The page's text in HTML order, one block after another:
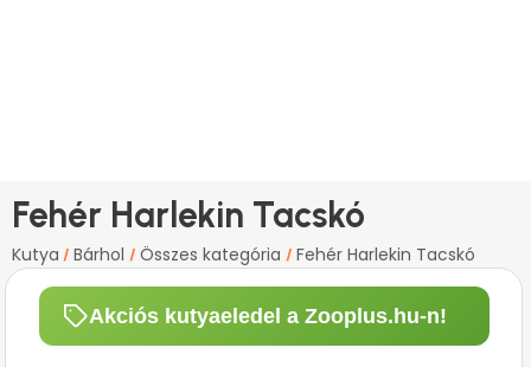
Fehér Harlekin Tacskó
Kutya / Bárhol / Összes kategória / Fehér Harlekin Tacskó
Akciós kutyaeledel a Zooplus.hu-n!